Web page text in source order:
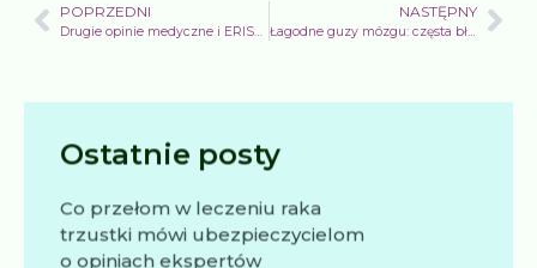
POPRZEDNI NASTĘPNY
Łagodne guzy mózgu: częsta błędna diagnoza
Ostatnie posty
Co przełom w leczeniu raka
trzustki mówi ubezpieczycielom
o opiniach ekspertów